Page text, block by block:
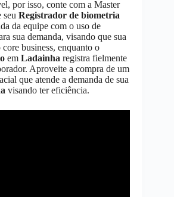
por isso, conte com a Master
seu Registrador de biometria
da equipe com o uso de
sua demanda, visando que sua
business, enquanto o
em Ladainha registra fielmente
Aproveite a compra de um
que atende a demanda de sua
visando ter eficiência.